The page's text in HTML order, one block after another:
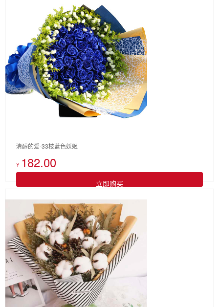
清醇的爱-33枝蓝色妖姬
¥ 182.00
立即购买